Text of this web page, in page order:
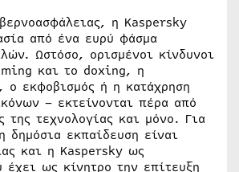
η Kaspersky
από ένα ευρύ φάσμα
Ωστόσο, ορισμένοι κίνδυνοι
και το doxing, η
ο εκφοβισμός ή η κατάχρηση
– εκτείνονται πέρα από
της τεχνολογίας και μόνο. Για
δημόσια εκπαίδευση είναι
και η Kaspersky ως
έχει ως κίνητρο την επίτευξη